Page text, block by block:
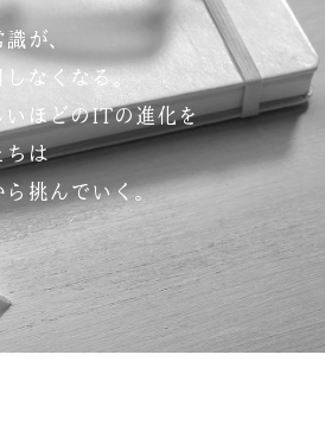
が、
しなくなる。
いほどのITの進化を
ちは
ら挑んでいく。